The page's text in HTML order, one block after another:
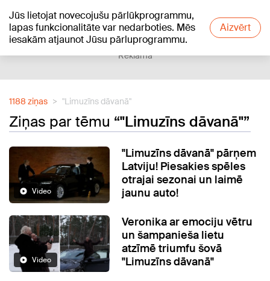
Jūs lietojat novecojušu pārlūkprogrammu,
lapas funkcionalitāte var nedarboties. Mēs
iesakām atjaunot Jūsu pārluprogrammu.
Aizvērt
+25°C
Reklāma
1188 ziņas "Limuzīns dāvanā"
Ziņas par tēmu “"Limuzīns dāvanā"”
Video
"Limuzīns dāvanā" pārņem
Latviju! Piesakies spēles
otrajai sezonai un laimē
jaunu auto!
Video
Veronika ar emociju vētru
un šampanieša lietu
atzīmē triumfu šovā
"Limuzīns dāvanā"